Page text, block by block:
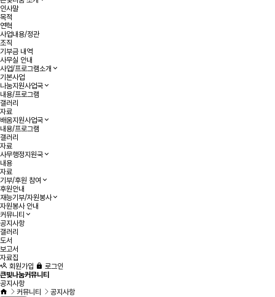
인사말
목적
연혁
사업내용/정관
조직
기부금 내역
사무실 안내
사업/프로그램소개
기본사업
나눔지원사업국
내용/프로그램
갤러리
자료
배움지원사업국
내용/프로그램
갤러리
자료
사무행정지원국
내용
자료
기부/후원 참여
후원안내
재능기부/자원봉사
자원봉사 안내
커뮤니티
공지사항
갤러리
도서
보고서
자료집
회원가입
로그인
큰빛나눔커뮤니티
공지사항
커뮤니티
공지사항